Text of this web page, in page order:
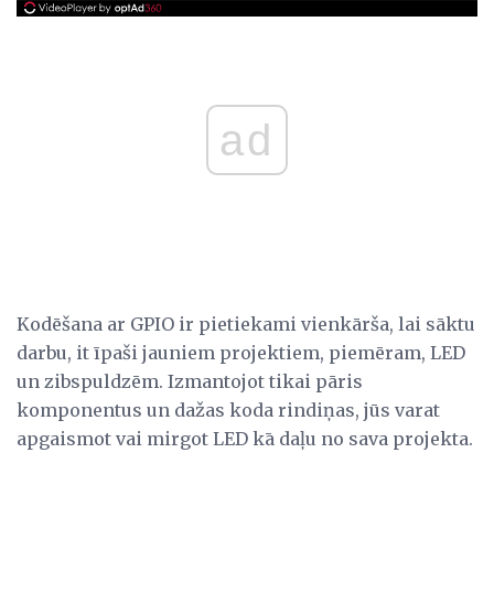
ad
Kodēšana ar GPIO ir pietiekami vienkārša, lai sāktu
darbu, it īpaši jauniem projektiem, piemēram, LED
un zibspuldzēm. Izmantojot tikai pāris
komponentus un dažas koda rindiņas, jūs varat
apgaismot vai mirgot LED kā daļu no sava projekta.